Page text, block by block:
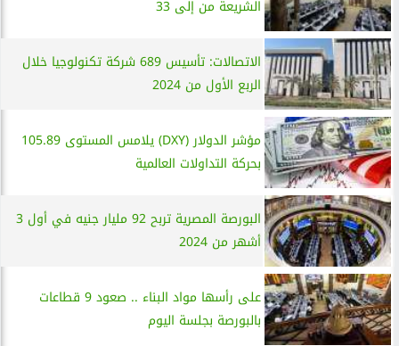
الشريعة من إلى 33
الاتصالات: تأسيس 689 شركة تكنولوجيا خلال
الربع الأول من 2024
مؤشر الدولار (DXY) يلامس المستوى 105.89
بحركة التداولات العالمية
البورصة المصرية تربح 92 مليار جنيه في أول 3
أشهر من 2024
على رأسها مواد البناء .. صعود 9 قطاعات
بالبورصة بجلسة اليوم